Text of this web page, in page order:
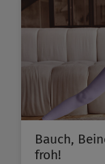
Bauch,
froh!